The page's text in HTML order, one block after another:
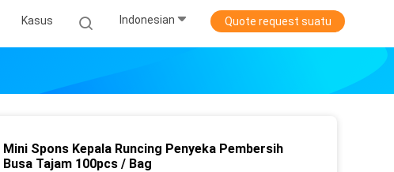
Kasus Indonesian Quote request suatu
Mini Spons Kepala Runcing Penyeka Pembersih
Busa Tajam 100pcs / Bag